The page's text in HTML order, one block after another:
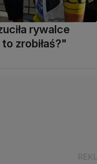
rywalce
zrobiłaś?"